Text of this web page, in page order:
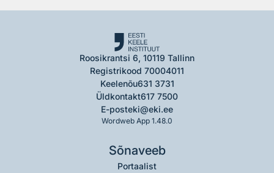
Roosikrantsi 6, 10119 Tallinn
Registrikood 70004011
Keelenõu631 3731
Üldkontakt617 7500
E-posteki@eki.ee
Wordweb App 1.48.0
Sõnaveeb
Portaalist